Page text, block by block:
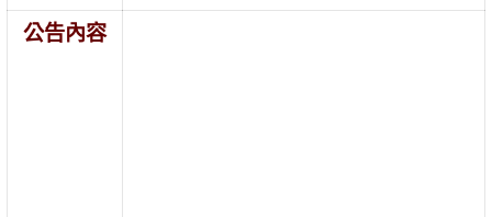
公告內容